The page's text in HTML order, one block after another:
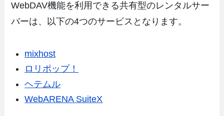
WebDAV機能を利用できる共有型のレンタルサー
バーは、以下の4つのサービスとなります。
mixhost
ロリポップ！
ヘテムル
WebARENA SuiteX